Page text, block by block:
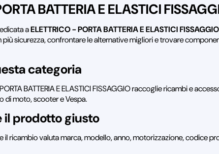
BATTERIA E ELASTICI
aELETTRICO - PORTA BATTERIA E ELASTICI FISSAGGIO
più sicurezza, confrontare le alternative migliori e trovare
categoria
BATTERIA E ELASTICI FISSAGGIO raccoglie ricambi e
di moto, scooter e Vespa.
il prodotto giusto
il ricambio valuta marca, modello, anno, motorizzazione, codice